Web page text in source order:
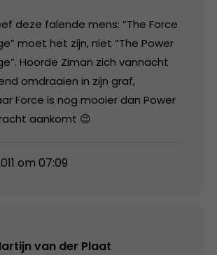
deze falende mens: “The Force
moet het zijn, niet “The Power
Hoorde Ziman zich vannacht
omdraaien in zijn graf,
Force is nog mooier dan Power
aankomt 😉
om 07:09
van der Plaat